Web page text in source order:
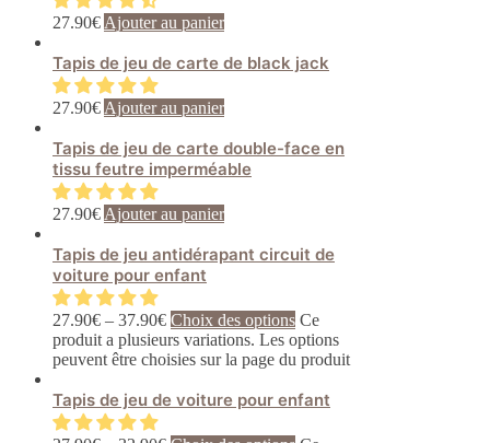
27.90€Ajouter au panier
Tapis de jeu de carte de black jack
27.90€Ajouter au panier
Tapis de jeu de carte double-face en
tissu feutre imperméable
27.90€Ajouter au panier
Tapis de jeu antidérapant circuit de
voiture pour enfant
27.90€ – 37.90€ Choix des options Ce
produit a plusieurs variations. Les options
peuvent être choisies sur la page du produit
Tapis de jeu de voiture pour enfant